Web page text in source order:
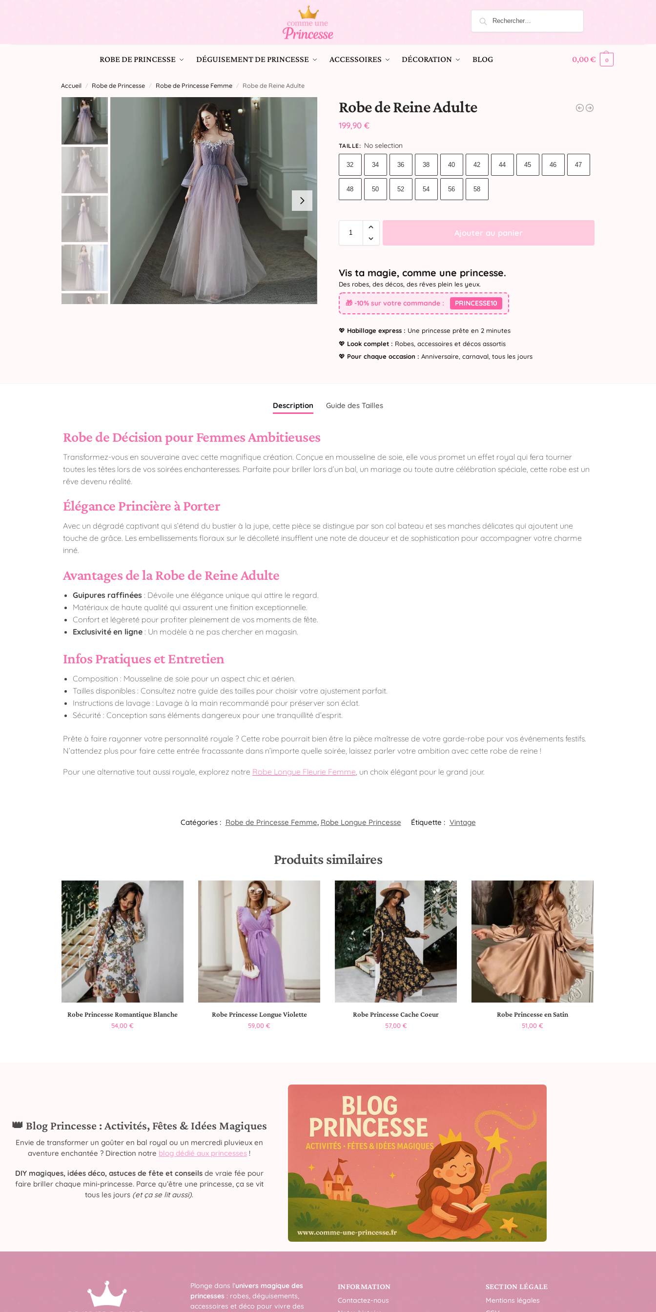
ROBE DE PRINCESSE DÉGUISEMENT DE PRINCESSE ACCESSOIRES DÉCORATION BLOG 0,00€ 0
Accueil / Robe de Princesse / Robe de Princesse Femme / Robe de Reine Adulte
Robe de Reine Adulte
199,90 €
TAILLE: No selection
32 34 36 38 40 42 44 45 46 47
48 50 52 54 56 58
Ajouter au panier
Vis ta magie, comme une princesse.
Des robes, des décos, des rêves plein les yeux.
🎁 -10% sur votre commande : PRINCESSE10
💖 Habillage express : Une princesse prête en 2 minutes
💖 Look complet : Robes, accessoires et décos assortis
💖 Pour chaque occasion : Anniversaire, carnaval, tous les jours
Description Guide des Tailles
Robe de Décision pour Femmes Ambitieuses
Transformez-vous en souveraine avec cette magnifique création. Conçue en mousseline de soie, elle vous promet un effet royal qui fera tourner
toutes les têtes lors de vos soirées enchanteresses. Parfaite pour briller lors d’un bal, un mariage ou toute autre célébration spéciale, cette robe est un
rêve devenu réalité.
Élégance Princière à Porter
Avec un dégradé captivant qui s’étend du bustier à la jupe, cette pièce se distingue par son col bateau et ses manches délicates qui ajoutent une
touche de grâce. Les embellissements floraux sur le décolleté insufflent une note de douceur et de sophistication pour accompagner votre charme
inné.
Avantages de la Robe de Reine Adulte
Guipures raffinées : Dévoile une élégance unique qui attire le regard.
Matériaux de haute qualité qui assurent une finition exceptionnelle.
Confort et légèreté pour profiter pleinement de vos moments de fête.
Exclusivité en ligne: Un modèle à ne pas chercher en magasin.
Infos Pratiques et Entretien
Composition : Mousseline de soie pour un aspect chic et aérien.
Tailles disponibles : Consultez notre guide des tailles pour choisir votre ajustement parfait.
Instructions de lavage : Lavage à la main recommandé pour préserver son éclat.
Sécurité : Conception sans éléments dangereux pour une tranquillité d’esprit.
Prête à faire rayonner votre personnalité royale ? Cette robe pourrait bien être la pièce maîtresse de votre garde-robe pour vos événements festifs.
N’attendez plus pour faire cette entrée fracassante dans n’importe quelle soirée, laissez parler votre ambition avec cette robe de reine !
Pour une alternative tout aussi royale, explorez notre Robe Longue Fleurie Femme , un choix élégant pour le grand jour.
Catégories : Robe de Princesse Femme, Robe Longue Princesse​ Étiquette : Vintage
Produits similaires
Robe Princesse Romantique Blanche
54,00€
Robe Princesse Longue Violette
59,00€
Robe Princesse Cache Coeur
57,00 €
Robe Princesse en Satin
51,00€
👑 Blog Princesse : Activités, Fêtes & Idées Magiques
Envie de transformer un goûter en bal royal ou un mercredi pluvieux en
aventure enchantée ? Direction notre blog dédié aux princesses !
DIY magiques, idées déco, astuces de fête et conseilsde vraie fée pour
faire briller chaque mini-princesse. Parce qu’être une princesse, ça se vit
tous les jours (et ça se lit aussi).
Plonge dans l’univers magique des
princesses : robes, déguisements,
accessoires et déco pour vivre des
INFORMATION
Contactez-nous
SECTION LÉGALE
Mentions légales